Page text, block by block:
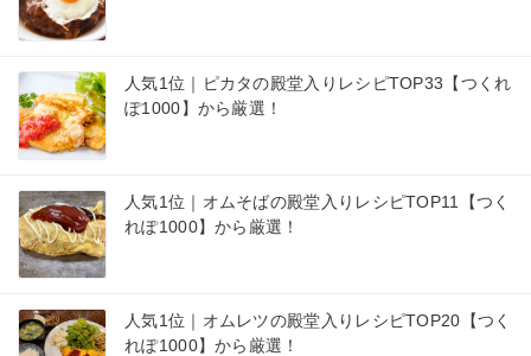
人気1位｜ピカタの殿堂入りレシピTOP33【つくれ
ぽ1000】から厳選！
人気1位｜オムそばの殿堂入りレシピTOP11【つく
れぽ1000】から厳選！
人気1位｜オムレツの殿堂入りレシピTOP20【つく
れぽ1000】から厳選！